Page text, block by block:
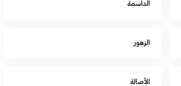
الداسمة
الزهور
الأصالة